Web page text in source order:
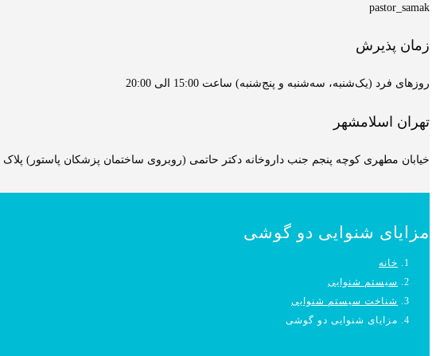
pastor_samak
زمان پذیرش
روزهای فرد (یک‌شنبه، سه‌شنبه و پنج‌شنبه) ساعت 15:00 الی 20:00
تهران اسلامشهر
خیابان مطهری کوچه پنجم جنب داروخانه دکتر حاتمی (روبروی ساختمان پزشکان پاستور) پلاک 9
مزایای شنوایی دو گوشی
خانه
سیستم شنوایی
شناخت سیستم شنوایی
مزایای شنوایی دو گوشی